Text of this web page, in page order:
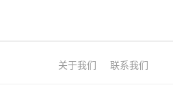
关于我们 联系我们